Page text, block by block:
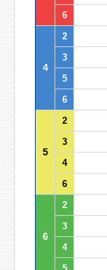
6
4
2
3
5
6
5
2
3
4
6
6
2
3
4